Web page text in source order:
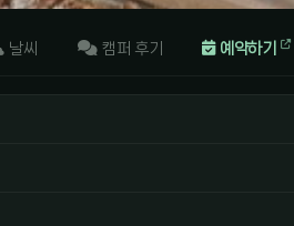
날씨 캠퍼 후기 예약하기